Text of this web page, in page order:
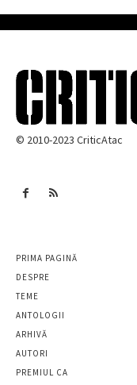
© 2010-2023 CriticAtac
PRIMA PAGINĂ
DESPRE
TEME
ANTOLOGII
ARHIVĂ
AUTORI
PREMIUL CA